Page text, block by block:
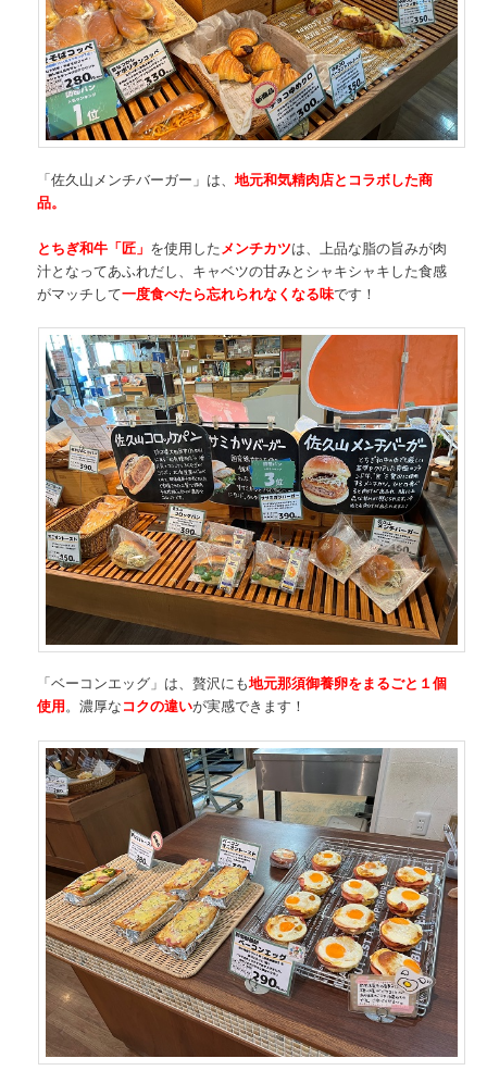
「佐久山メンチバーガー」は、地元和気精肉店とコラボした商
品。
とちぎ和牛「匠」 を使用したメンチカツは、上品な脂の旨みが肉
汁となってあふれだし、キャベツの甘みとシャキシャキした食感
がマッチして一度食べたら忘れられなくなる味です！
「ベーコンエッグ」は、贅沢にも地元那須御養卵をまるごと１個
使用。濃厚なコクの違いが実感できます！